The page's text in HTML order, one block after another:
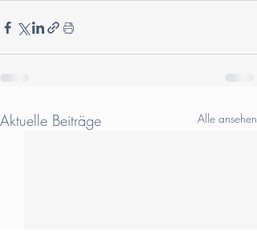
Aktuelle Beiträge Alle ansehen